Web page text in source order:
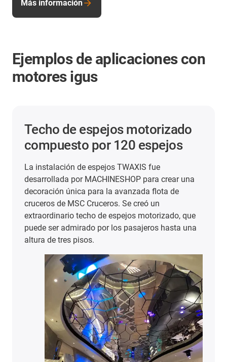
Más información
Ejemplos de aplicaciones con
motores igus
una
que
una
Movimiento suave en el
de pruebas de sensores
La empresa Hoffmann + Krippner fabrica
sistemas de entrada altamente
componentes electrónicos impresos y
componentes para el Internet de las cosas.
garantizar que los clientes de una amplia
de sectores reciban siempre la mejor calidad,
productos se someten a pruebas de calidad